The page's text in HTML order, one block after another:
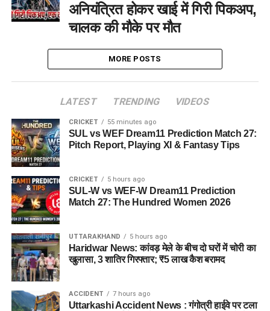
अनियंत्रित होकर खाई में गिरी पिकअप,
चालक की मौके पर मौत
MORE POSTS
LATEST TRENDING VIDEOS
CRICKET 55 minutes ago
SUL vs WEF Dream11 Prediction Match 27:
Pitch Report, Playing XI & Fantasy Tips
CRICKET 5 hours ago
SUL-W vs WEF-W Dream11 Prediction
Match 27: The Hundred Women 2026
UTTARAKHAND 5 hours ago
Haridwar News: कांवड़ मेले के बीच दो घरों में चोरी का
खुलासा, 3 शातिर गिरफ्तार; ₹5 लाख कैश बरामद
ACCIDENT 7 hours ago
Uttarkashi Accident News : गंगोत्री हाईवे पर टला